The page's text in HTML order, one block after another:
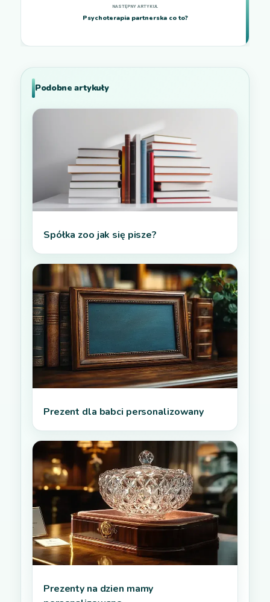
Psychoterapia partnerska co to?
Podobne artykuły
Spółka zoo jak się pisze?
Prezent dla babci personalizowany
Prezenty na dzien mamy